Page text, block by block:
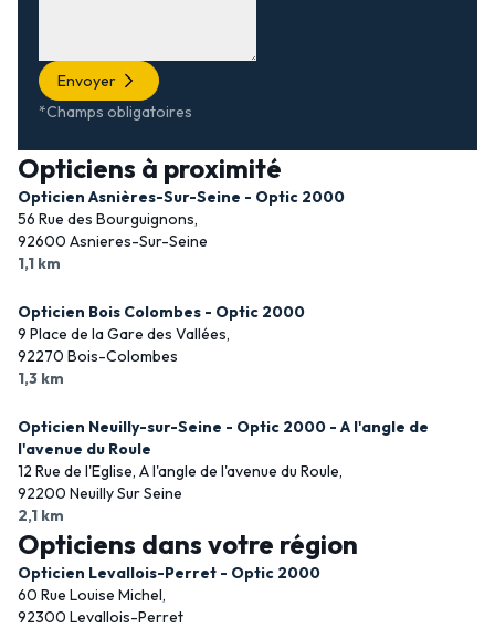
Envoyer
*Champs obligatoires
Opticiens à proximité
Opticien Asnières-Sur-Seine - Optic 2000
56 Rue des Bourguignons,
92600 Asnieres-Sur-Seine
1,1 km
Opticien Bois Colombes - Optic 2000
9 Place de la Gare des Vallées,
92270 Bois-Colombes
1,3 km
Opticien Neuilly-sur-Seine - Optic 2000 - A l'angle de
l'avenue du Roule
12 Rue de l'Eglise, A l'angle de l'avenue du Roule,
92200 Neuilly Sur Seine
2,1 km
Opticiens dans votre région
Opticien Levallois-Perret - Optic 2000
60 Rue Louise Michel,
92300 Levallois-Perret